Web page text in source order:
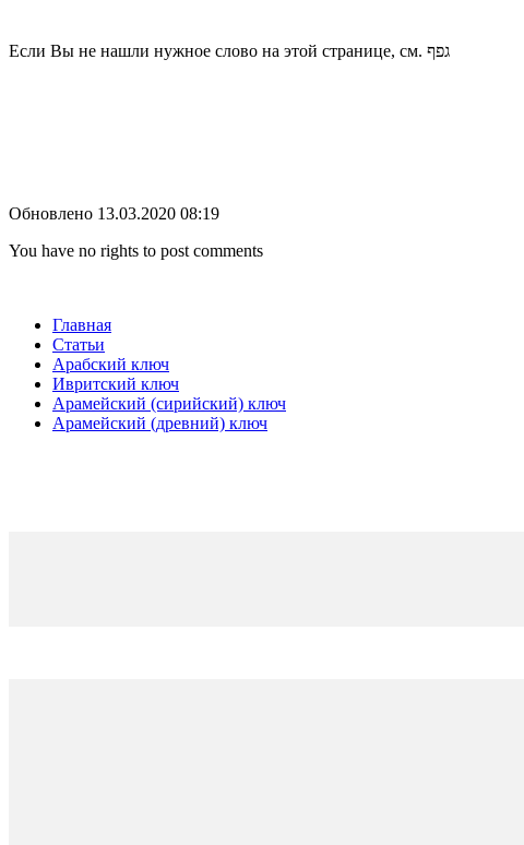
Если Вы не нашли нужное слово на этой странице, см. גפף
Обновлено 13.03.2020 08:19
You have no rights to post comments
Главная
Статьи
Арабский ключ
Ивритский ключ
Арамейский (сирийский) ключ
Арамейский (древний) ключ